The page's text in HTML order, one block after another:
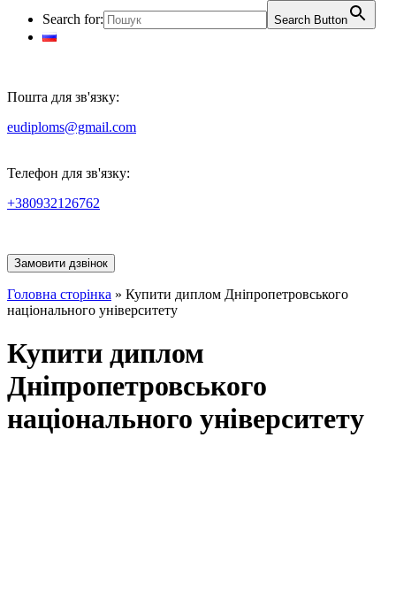
Search for:
Search Button
Пошта для зв'язку:
eudiploms@gmail.com
Телефон для зв'язку:
+380932126762
Замовити дзвінок
Головна сторінка » Купити диплом Дніпропетровського
національного університету
Купити диплом
Дніпропетровського
національного університету